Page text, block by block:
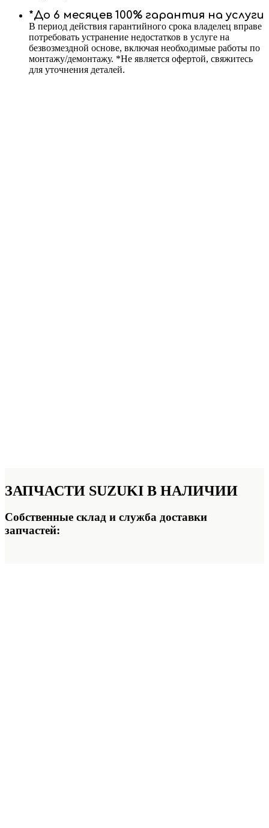
*До 6 месяцев 100% гарантия на услуги
В период действия гарантийного срока владелец вправе
потребовать устранение недостатков в услуге на
безвозмездной основе, включая необходимые работы по
монтажу/демонтажу. *Не является офертой, свяжитесь
для уточнения деталей.
ЗАПЧАСТИ SUZUKI В НАЛИЧИИ
Собственные склад и служба доставки
запчастей: